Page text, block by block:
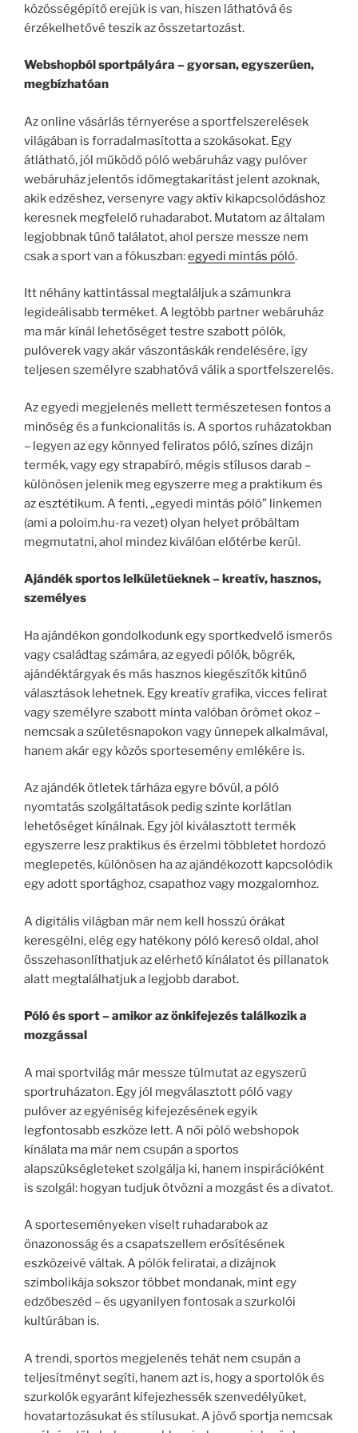
közösségépítő erejük is van, hiszen láthatóvá és
érzékelhetővé teszik az összetartozást.
Webshopból sportpályára – gyorsan, egyszerűen,
megbízhatóan
Az online vásárlás térnyerése a sportfelszerelések
világában is forradalmasította a szokásokat. Egy
átlátható, jól működő póló webáruház vagy pulóver
webáruház jelentős időmegtakarítást jelent azoknak,
akik edzéshez, versenyre vagy aktív kikapcsolódáshoz
keresnek megfelelő ruhadarabot. Mutatom az általam
legjobbnak tűnő találatot, ahol persze messze nem
csak a sport van a fókuszban:egyedi mintás póló.
Itt néhány kattintással megtaláljuk a számunkra
legideálisabb terméket. A legtöbb partner webáruház
ma már kínál lehetőséget testre szabott pólók,
pulóverek vagy akár vászontáskák rendelésére, így
teljesen személyre szabhatóvá válik a sportfelszerelés.
Az egyedi megjelenés mellett természetesen fontos a
minőség és a funkcionalitás is. A sportos ruházatokban
– legyen az egy könnyed feliratos póló, színes dizájn
termék, vagy egy strapabíró, mégis stílusos darab –
különösen jelenik meg egyszerre meg a praktikum és
az esztétikum. A fenti, „egyedi mintás póló” linkemen
(ami a poloim.hu-ra vezet) olyan helyet próbáltam
megmutatni, ahol mindez kiválóan előtérbe kerül.
Ajándék sportos lelkületűeknek – kreatív, hasznos,
személyes
Ha ajándékon gondolkodunk egy sportkedvelő ismerős
vagy családtag számára, az egyedi pólók, bögrék,
ajándéktárgyak és más hasznos kiegészítők kitűnő
választások lehetnek. Egy kreatív grafika, vicces felirat
vagy személyre szabott minta valóban örömet okoz –
nemcsak a születésnapokon vagy ünnepek alkalmával,
hanem akár egy közös sportesemény emlékére is.
Az ajándék ötletek tárháza egyre bővül, a póló
nyomtatás szolgáltatások pedig szinte korlátlan
lehetőséget kínálnak. Egy jól kiválasztott termék
egyszerre lesz praktikus és érzelmi többletet hordozó
meglepetés, különösen ha az ajándékozott kapcsolódik
egy adott sportághoz, csapathoz vagy mozgalomhoz.
A digitális világban már nem kell hosszú órákat
keresgélni, elég egy hatékony póló kereső oldal, ahol
összehasonlíthatjuk az elérhető kínálatot és pillanatok
alatt megtalálhatjuk a legjobb darabot.
Póló és sport – amikor az önkifejezés találkozik a
mozgással
A mai sportvilág már messze túlmutat az egyszerű
sportruházaton. Egy jól megválasztott póló vagy
pulóver az egyéniség kifejezésének egyik
legfontosabb eszköze lett. A női póló webshopok
kínálata ma már nem csupán a sportos
alapszükségleteket szolgálja ki, hanem inspirációként
is szolgál: hogyan tudjuk ötvözni a mozgást és a divatot.
A sporteseményeken viselt ruhadarabok az
önazonosság és a csapatszellem erősítésének
eszközeivé váltak. A pólók feliratai, a dizájnok
szimbolikája sokszor többet mondanak, mint egy
edzőbeszéd – és ugyanilyen fontosak a szurkolói
kultúrában is.
A trendi, sportos megjelenés tehát nem csupán a
teljesítményt segíti, hanem azt is, hogy a sportolók és
szurkolók egyaránt kifejezhessék szenvedélyüket,
hovatartozásukat és stílusukat. A jövő sportja nemcsak